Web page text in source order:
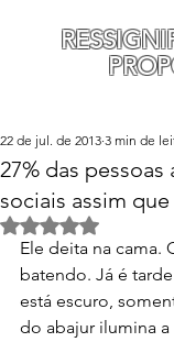
27% das pessoas
sociais assim
22 de jul. de 2013 3 min de
Avaliado com
Ele deita na cama.
batendo. Já é
está escuro,
do abajur ilumina